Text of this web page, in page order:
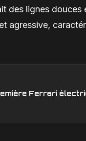
des lignes
agressive,
Ferrari